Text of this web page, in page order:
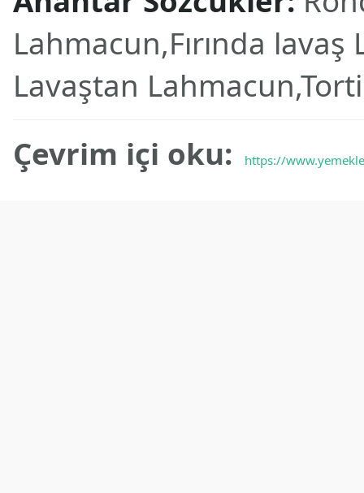
Lahmacun,Fırında
Lavaştan
Çevrim içi oku:
https://